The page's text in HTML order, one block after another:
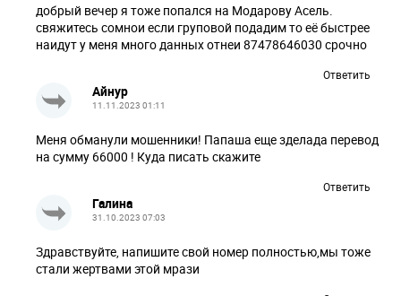
добрый вечер я тоже попался на Модарову Асель.
свяжитесь сомнои если груповой подадим то её быстрее
наидут у меня много данных отнеи 87478646030 срочно
Ответить
Айнур
11.11.2023 01:11
Меня обманули мошенники! Папаша еще зделада перевод
на сумму 66000 ! Куда писать скажите
Ответить
Галина
31.10.2023 07:03
Здравствуйте, напишите свой номер полностью,мы тоже
стали жертвами этой мрази